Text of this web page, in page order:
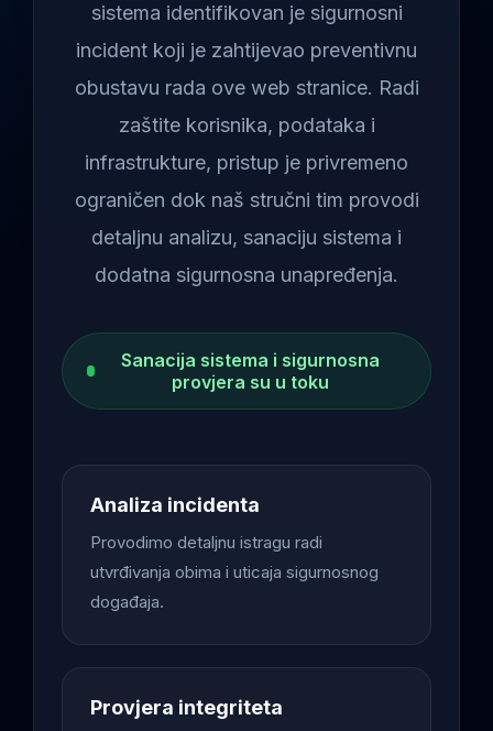
sistema identifikovan je sigurnosni
incident koji je zahtijevao preventivnu
obustavu rada ove web stranice. Radi
zaštite korisnika, podataka i
infrastrukture, pristup je privremeno
ograničen dok naš stručni tim provodi
detaljnu analizu, sanaciju sistema i
dodatna sigurnosna unapređenja.
Sanacija sistema i sigurnosna
provjera su u toku
Analiza incidenta
Provodimo detaljnu istragu radi
utvrđivanja obima i uticaja sigurnosnog
događaja.
Provjera integriteta